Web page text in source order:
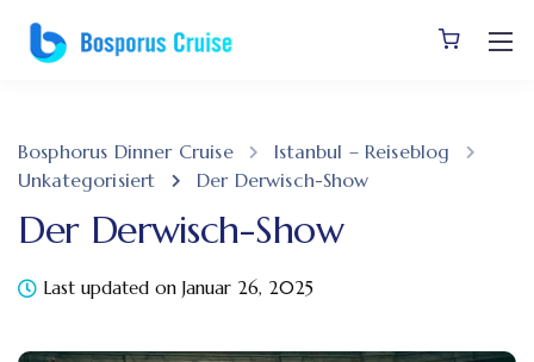
Bosphorus Dinner Cruise
Istanbul – Reiseblog
Unkategorisiert
Der Derwisch-Show
Der Derwisch-Show
Last updated on Januar 26, 2025